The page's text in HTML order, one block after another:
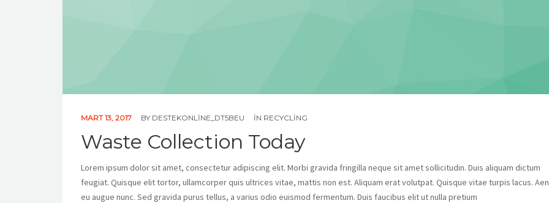
MART 13, 2017 BY DESTEKONLINE_DT5BEU IN RECYCLING
Waste Collection Today
Lorem ipsum dolor sit amet, consectetur adipiscing elit. Morbi gravida fringilla neque sit amet sollicitudin. Duis aliquam dictum
feugiat. Quisque elit tortor, ullamcorper quis ultrices vitae, mattis non est. Aliquam erat volutpat. Quisque vitae turpis lacus.
eu augue nunc. Sed gravida purus tellus, a varius odio euismod fermentum. Duis faucibus elit ut nulla pretium